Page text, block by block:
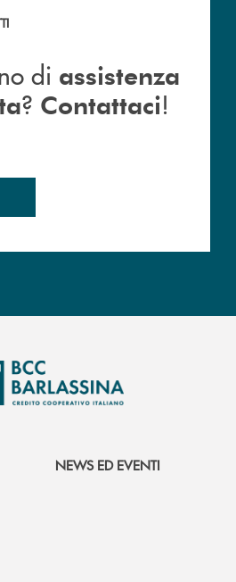
immediata ? Contattaci !
di assistenza
? Contattaci!
NEWS ED EVENTI